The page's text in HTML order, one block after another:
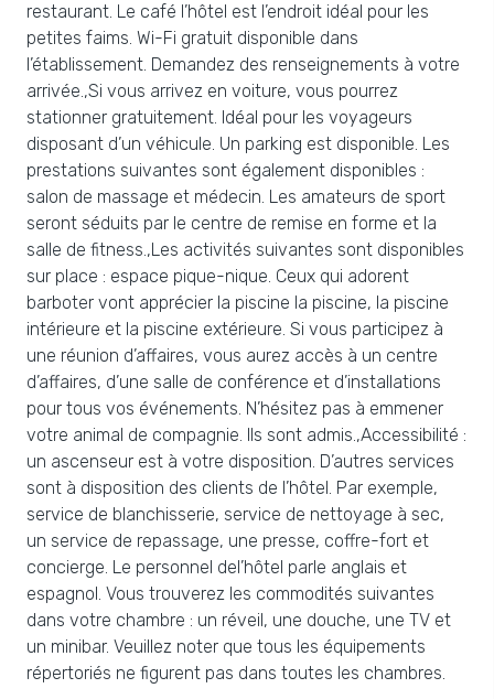
restaurant. Le café l’hôtel est l’endroit idéal pour les
petites faims. Wi-Fi gratuit disponible dans
l’établissement. Demandez des renseignements à votre
arrivée.,Si vous arrivez en voiture, vous pourrez
stationner gratuitement. Idéal pour les voyageurs
disposant d’un véhicule. Un parking est disponible. Les
prestations suivantes sont également disponibles :
salon de massage et médecin. Les amateurs de sport
seront séduits par le centre de remise en forme et la
salle de fitness.,Les activités suivantes sont disponibles
sur place : espace pique-nique. Ceux qui adorent
barboter vont apprécier la piscine la piscine, la piscine
intérieure et la piscine extérieure. Si vous participez à
une réunion d’affaires, vous aurez accès à un centre
d’affaires, d’une salle de conférence et d’installations
pour tous vos événements. N’hésitez pas à emmener
votre animal de compagnie. Ils sont admis.,Accessibilité :
un ascenseur est à votre disposition. D’autres services
sont à disposition des clients de l’hôtel. Par exemple,
service de blanchisserie, service de nettoyage à sec,
un service de repassage, une presse, coffre-fort et
concierge. Le personnel del’hôtel parle anglais et
espagnol. Vous trouverez les commodités suivantes
dans votre chambre : un réveil, une douche, une TV et
un minibar. Veuillez noter que tous les équipements
répertoriés ne figurent pas dans toutes les chambres.